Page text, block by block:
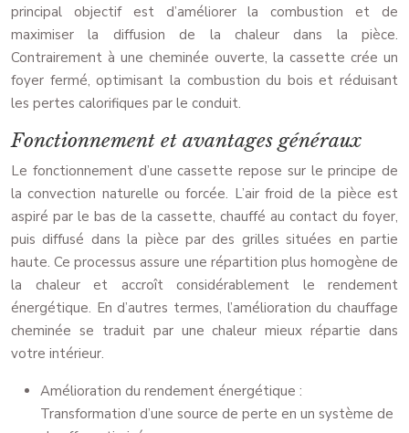
principal objectif est d’améliorer la combustion et de
maximiser la diffusion de la chaleur dans la pièce.
Contrairement à une cheminée ouverte, la cassette crée un
foyer fermé, optimisant la combustion du bois et réduisant
les pertes calorifiques par le conduit.
Fonctionnement et avantages généraux
Le fonctionnement d’une cassette repose sur le principe de
la convection naturelle ou forcée. L’air froid de la pièce est
aspiré par le bas de la cassette, chauffé au contact du foyer,
puis diffusé dans la pièce par des grilles situées en partie
haute. Ce processus assure une répartition plus homogène de
la chaleur et accroît considérablement le rendement
énergétique. En d’autres termes, l’amélioration du chauffage
cheminée se traduit par une chaleur mieux répartie dans
votre intérieur.
Amélioration du rendement énergétique :
Transformation d’une source de perte en un système de